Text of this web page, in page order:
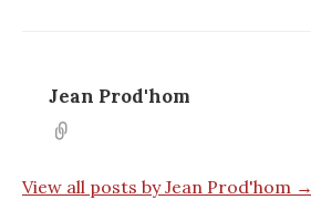
Jean Prod'hom
View all posts by Jean Prod'hom →